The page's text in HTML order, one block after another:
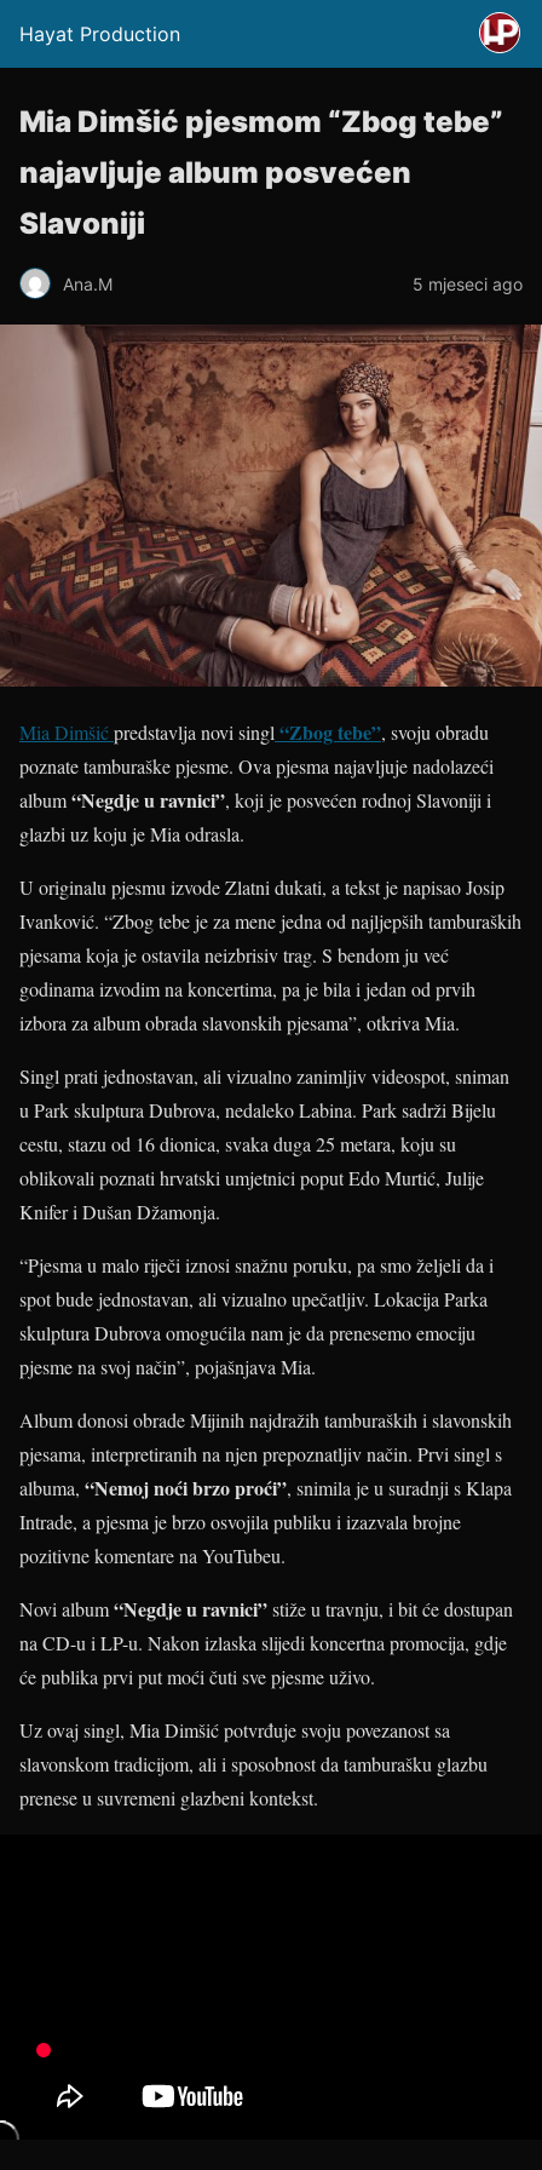
Hayat Production
Mia Dimšić pjesmom “Zbog tebe”
najavljuje album posvećen
Slavoniji
Ana.M 5 mjeseci ago
Mia Dimšićpredstavlja novi singl “Zbog tebe”, svoju obradu
poznate tamburaške pjesme. Ova pjesma najavljuje nadolazeći
album“Negdje u ravnici”, koji je posvećen rodnoj Slavoniji i
glazbi uz koju je Mia odrasla.
U originalu pjesmu izvode Zlatni dukati, a tekst je napisao Josip
Ivanković. “Zbog tebe je za mene jedna od najljepših tamburaških
pjesama koja je ostavila neizbrisiv trag. S bendom ju već
godinama izvodim na koncertima, pa je bila i jedan od prvih
izbora za album obrada slavonskih pjesama”, otkriva Mia.
Singl prati jednostavan, ali vizualno zanimljiv videospot, sniman
u Park skulptura Dubrova, nedaleko Labina. Park sadrži Bijelu
cestu, stazu od 16 dionica, svaka duga 25 metara, koju su
oblikovali poznati hrvatski umjetnici poput Edo Murtić, Julije
Knifer i Dušan Džamonja.
“Pjesma u malo riječi iznosi snažnu poruku, pa smo željeli da i
spot bude jednostavan, ali vizualno upečatljiv. Lokacija Parka
skulptura Dubrova omogućila nam je da prenesemo emociju
pjesme na svoj način”, pojašnjava Mia.
Album donosi obrade Mijinih najdražih tamburaških i slavonskih
pjesama, interpretiranih na njen prepoznatljiv način. Prvi singl s
albuma, “Nemoj noći brzo proći”, snimila je u suradnji s Klapa
Intrade, a pjesma je brzo osvojila publiku i izazvala brojne
pozitivne komentare na YouTubeu.
Novi album“Negdje u ravnici”stiže u travnju, i bit će dostupan
na CD-u i LP-u. Nakon izlaska slijedi koncertna promocija, gdje
će publika prvi put moći čuti sve pjesme uživo.
Uz ovaj singl, Mia Dimšić potvrđuje svoju povezanost sa
slavonskom tradicijom, ali i sposobnost da tamburašku glazbu
prenese u suvremeni glazbeni kontekst.